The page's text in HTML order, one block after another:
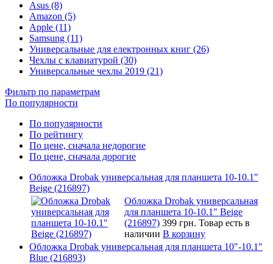
Asus (8)
Amazon (5)
Apple (11)
Samsung (11)
Универсальные для електронных книг (26)
Чехлы с клавиатурой (30)
Универсальные чехлы 2019 (21)
Фильтр по параметрам
По популярности
По популярности
По рейтингу
По цене, сначала недорогие
По цене, сначала дорогие
Обложка Drobak универсальная для планшета 10-10.1"
Beige (216897)
Обложка Drobak универсальная
для планшета 10-10.1" Beige
(216897) 399 грн. Товар есть в
наличии В корзину
Обложка Drobak универсальная для планшета 10"-10.1"
Blue (216893)